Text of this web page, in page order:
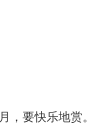
，要快乐地赏。